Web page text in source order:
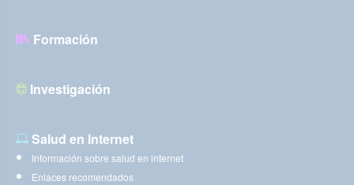
Formación
Investigación
Salud en Internet
Información sobre salud en internet
Enlaces recomendados